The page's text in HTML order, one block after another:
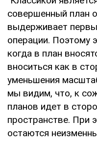
совершенный план
выдерживает
операции. Поэтому
когда в план
вноситься как в
уменьшения
мы видим, что, к
планов идет в
пространстве. При
остаются